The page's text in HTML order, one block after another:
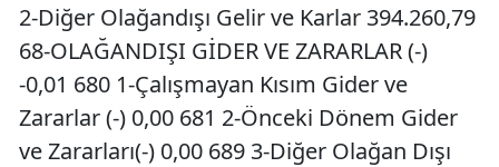
2-Diğer Olağandışı Gelir ve Karlar 394.260,79
68-OLAĞANDIŞI GİDER VE ZARARLAR (-)
-0,01 680 1-Çalışmayan Kısım Gider ve
Zararlar (-) 0,00 681 2-Önceki Dönem Gider
ve Zararları(-) 0,00 689 3-Diğer Olağan Dışı